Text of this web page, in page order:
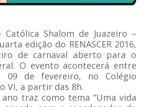
Católica Shalom de Juazeiro –
edição do RENASCER 2016,
de carnaval aberto para o
O evento acontecerá entre
de fevereiro, no Colégio
VI, a partir das 8h.
traz como tema “Uma vida